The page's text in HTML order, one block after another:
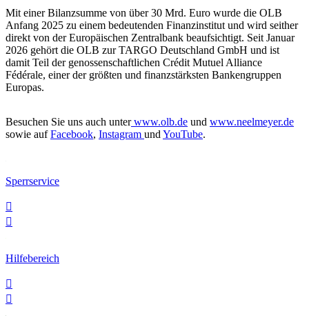
Mit einer Bilanzsumme von über 30 Mrd. Euro wurde die OLB
Anfang 2025 zu einem bedeutenden Finanzinstitut und wird seither
direkt von der Europäischen Zentralbank beaufsichtigt. Seit Januar
2026 gehört die OLB zur TARGO Deutschland GmbH und ist
damit Teil der genossenschaftlichen Crédit Mutuel Alliance
Fédérale, einer der größten und finanzstärksten Bankengruppen
Europas.
Besuchen Sie uns auch unterwww.olb.de und www.neelmeyer.de
sowie aufFacebook, Instagram und YouTube.
Sperrservice


Hilfebereich

